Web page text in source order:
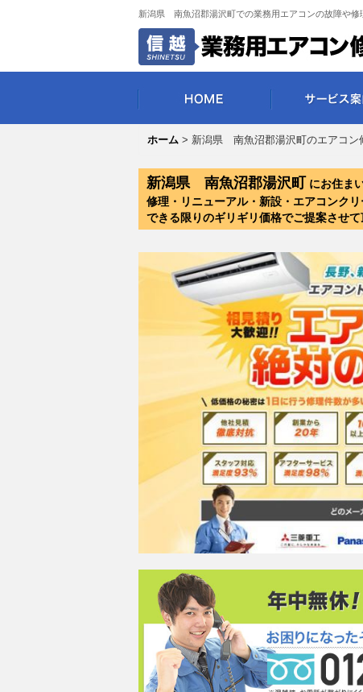
新潟県 南魚沼郡湯沢町での業務用エアコンの故障や修
ホーム > 新潟県 南魚沼郡湯沢町のエアコン
新潟県 南魚沼郡湯沢町 にお住ま
修理・リニューアル・新設・エアコンク
できる限りのギリギリ価格でご提案させて